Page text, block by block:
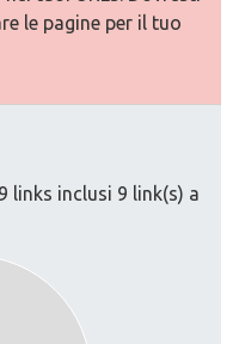
le pagine per il tuo
inclusi 9 link(s) a